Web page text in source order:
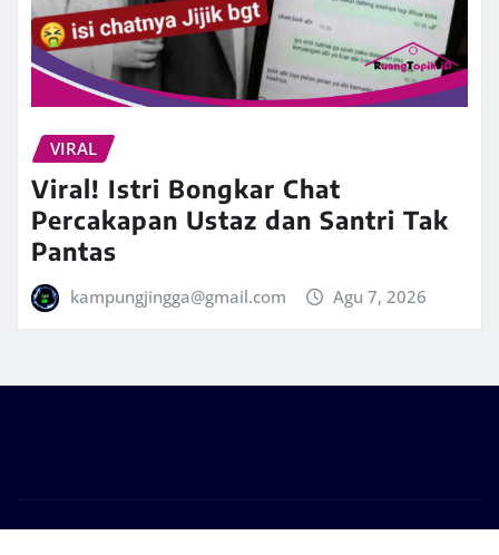
VIRAL
Viral! Istri Bongkar Chat
Percakapan Ustaz dan Santri Tak
Pantas
kampungjingga@gmail.com Agu 7, 2026